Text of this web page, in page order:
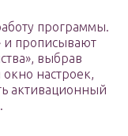
программы.
и прописывают
выбрав
настроек,
активационный